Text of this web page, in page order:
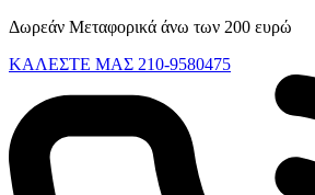
Skip
content
Δωρεάν Μεταφορικά άνω των 200 ευρώ
ΚΑΛΕΣΤΕ ΜΑΣ 210-9580475